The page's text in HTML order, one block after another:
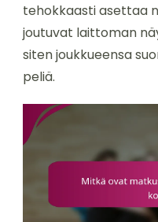
tehokkaasti asettaa
joutuvat laittoman
siten joukkueensa
peliä.